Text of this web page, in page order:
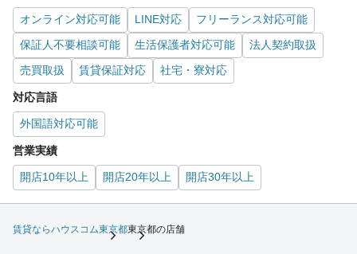
オンライン対応可能 LINE対応
フリーランス対応可能
保証人不要相談可能
生活保護者対応可能
法人契約取扱
売買取扱
賃貸保証対応 社宅・寮対応
対応言語
外国語対応可能
営業実績
開店10年以上 開店20年以上 開店30年以上
賃貸ならハウスコム東京都東京都の店舗